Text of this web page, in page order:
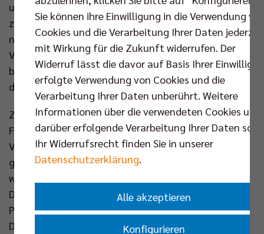
unheimlich stolz auf mein Mannschaft. Das ist die
zehnte Meisterschaft in Folge für unseren Verein
nach einer emotional unglaublich harten Saison.
Viele haben uns das nicht mehr zugetraut. Deshalb
bin ich einfach glücklich, dass wir jetzt am Ende
dreimal unser bestes Spiel abrufen konnten.“
Zuvor entwickelte sich noch einmal ein mitreißendes
Finale zwischen den beiden besten deutschen
Volleyballmannschaften. Über dem Spiel stand die
große Frage, wer diesmal besser ins Match starten
würde – und das war der Titelverteidiger aus Berlin.
Das erste Ass gehörte Moritz Reichert (4:2), sein
Positionskollege Ruben Schott gewann das
Drückduell gegen Zuspieler Välimaa und zwang
Sie können ihre Einwilligung in die Verwendung
Cookies und die Verarbeitung Ihrer Daten
mit Wirkung für die Zukunft widerrufen. Der
Widerruf lässt die davor auf Basis Ihrer
erfolgte Verwendung von Cookies und die
Verarbeitung Ihrer Daten unberührt. Weitere
Informationen über die verwendeten Cookies und
darüber erfolgende Verarbeitung Ihrer Daten
Ihr Widerrufsrecht finden Sie in unserer
Datenschutzerklärung.
Alle akzeptieren
Konfigurieren